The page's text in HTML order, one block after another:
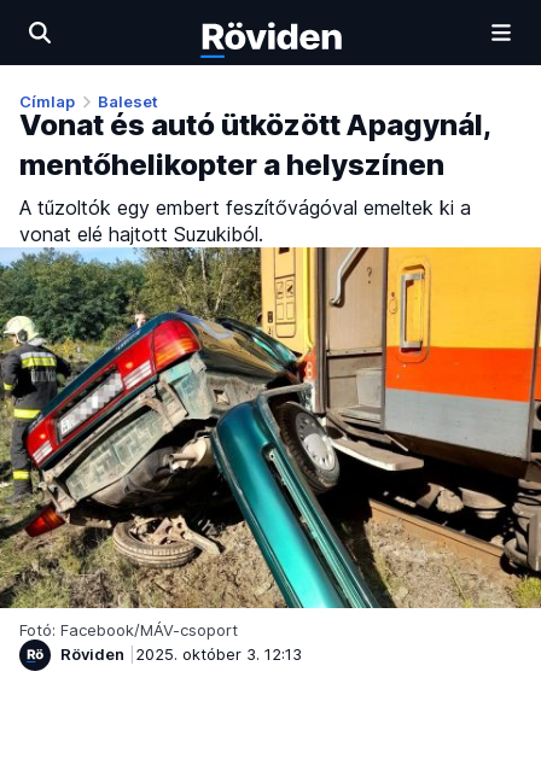
Címlap Baleset
Vonat és autó ütközött Apagynál,
mentőhelikopter a helyszínen
A tűzoltók egy embert feszítővágóval emeltek ki a
vonat elé hajtott Suzukiból.
Fotó: Facebook/MÁV-csoport
Röviden
2025. október 3. 12:13